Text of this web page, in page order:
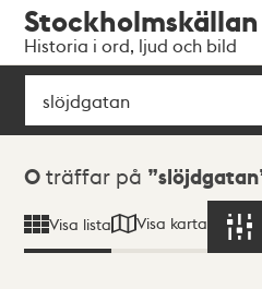
navigationen
huvudinnehållet
Stockholmskällan
Historia i ord, ljud och bild
Sök
Sökresultat
0 träffar på slöjdgatan
Visa lista Visa karta